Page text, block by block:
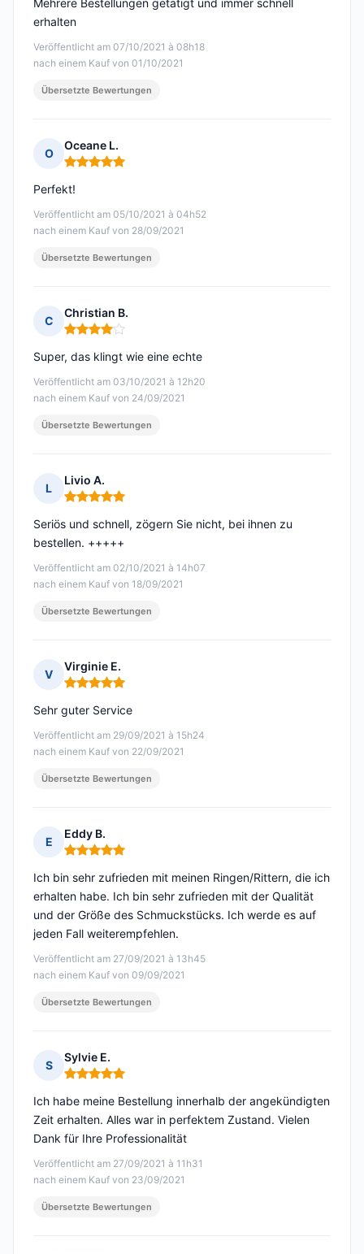
Veröffentlicht am 07/10/2021 à 08h18
nach einem Kauf von 01/10/2021
Mehrere Bestellungen getätigt und immer schnell
erhalten
Übersetzte Bewertungen
O
Oceane L.
Hinweis: 5 von 5
Veröffentlicht am 05/10/2021 à 04h52
nach einem Kauf von 28/09/2021
Perfekt!
Übersetzte Bewertungen
C
Christian B.
Hinweis: 4 von 5
Veröffentlicht am 03/10/2021 à 12h20
nach einem Kauf von 24/09/2021
Super, das klingt wie eine echte
Übersetzte Bewertungen
L
Livio A.
Hinweis: 5 von 5
Veröffentlicht am 02/10/2021 à 14h07
nach einem Kauf von 18/09/2021
Seriös und schnell, zögern Sie nicht, bei ihnen zu
bestellen. +++++
Übersetzte Bewertungen
V
Virginie E.
Hinweis: 5 von 5
Veröffentlicht am 29/09/2021 à 15h24
nach einem Kauf von 22/09/2021
Sehr guter Service
Übersetzte Bewertungen
E
Eddy B.
Hinweis: 5 von 5
Veröffentlicht am 27/09/2021 à 13h45
nach einem Kauf von 09/09/2021
Ich bin sehr zufrieden mit meinen Ringen/Rittern, die ich
erhalten habe. Ich bin sehr zufrieden mit der Qualität
und der Größe des Schmuckstücks. Ich werde es auf
jeden Fall weiterempfehlen.
Übersetzte Bewertungen
S
Sylvie E.
Hinweis: 5 von 5
Veröffentlicht am 27/09/2021 à 11h31
nach einem Kauf von 23/09/2021
Ich habe meine Bestellung innerhalb der angekündigten
Zeit erhalten. Alles war in perfektem Zustand. Vielen
Dank für Ihre Professionalität
Übersetzte Bewertungen